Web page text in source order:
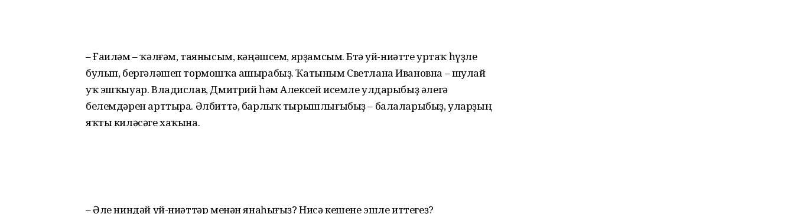
– Ғаиләм – ҡәлғәм, таянысым, кәңәшсем, ярҙамсым. Бөтә уй-ниәтте уртаҡ һүҙле
булып, бер­гәләшеп тормошҡа ашырабыҙ. Ҡатыным Светлана Ивановна – шулай
уҡ эшҡыуар. Владислав, Дмитрий һәм Алексей исемле улдарыбыҙ әлегә
белемдәрен арттыра. Әлбиттә, барлыҡ тырыш­лығыбыҙ – балаларыбыҙ, уларҙың
яҡты киләсәге хаҡына.
– Әле ниндәй уй-ниәттәр менән янаһығыҙ? Нисә кешене эшле иттегеҙ?